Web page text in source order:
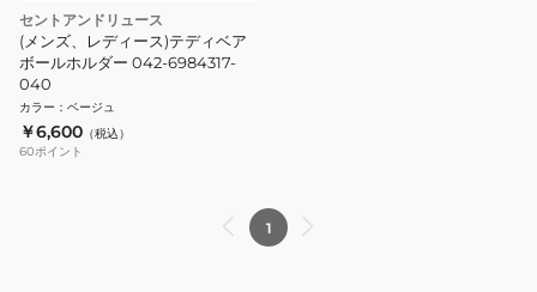
セントアンドリュース
(メンズ、レディース)テディベア
ボールホルダー 042-6984317-
040
カラー ： ベージュ
￥6,600 （税込）
60ポイント
1